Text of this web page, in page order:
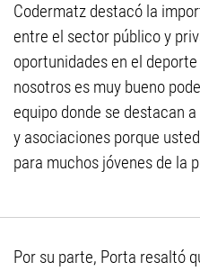
Codermatz destacó la
entre el sector público y
oportunidades en el
nosotros es muy bueno
equipo donde se destacan
y asociaciones porque
para muchos jóvenes de la
Por su parte, Porta resaltó